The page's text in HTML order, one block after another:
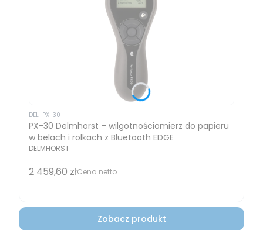
DEL-PX-30
PX-30 Delmhorst – wilgotnościomierz do papieru
w belach i rolkach z Bluetooth EDGE
DELMHORST
Cena
2 459,60 złCena netto
Zobacz produkt